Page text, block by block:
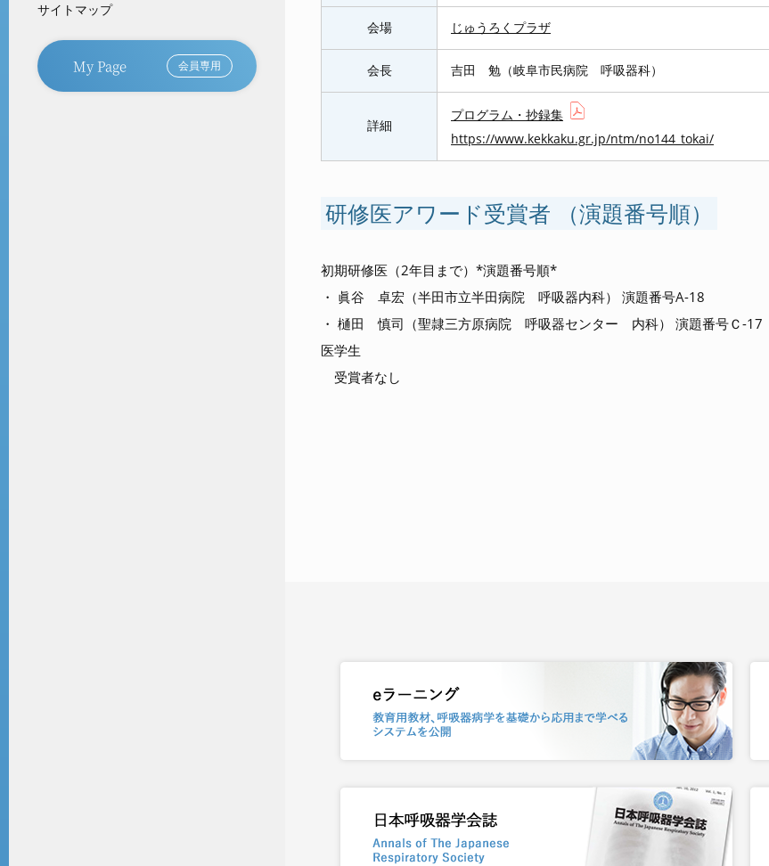
サイトマップ
My Page 会員専用
会場 じゅうろくプラザ
会長 吉田 勉（岐阜市民病院 呼吸器科）
詳細
プログラム・抄録集
https://www.kekkaku.gr.jp/ntm/no144_tokai/
研修医アワード受賞者 （演題番号順）
初期研修医（2年目まで）*演題番号順*
・ 眞谷 卓宏（半田市立半田病院 呼吸器内科） 演題番号A-18
・ 樋田 慎司（聖隷三方原病院 呼吸器センター 内科） 演題番号Ｃ-17
医学生
受賞者なし